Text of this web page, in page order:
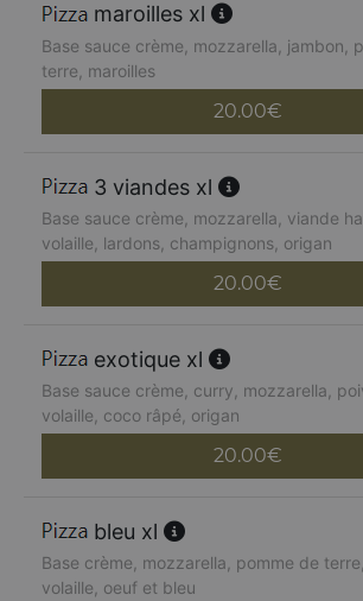
maroilles xl
Base sauce crème, mozzarella, jambon,
terre, maroilles
20.00€
3 viandes xl
Base sauce crème, mozzarella, viande
volaille, lardons, champignons, origan
20.00€
exotique xl
Base sauce crème, curry, mozzarella,
volaille, coco râpé, origan
20.00€
bleu xl
Base crème, mozzarella, pomme de
volaille, oeuf et bleu